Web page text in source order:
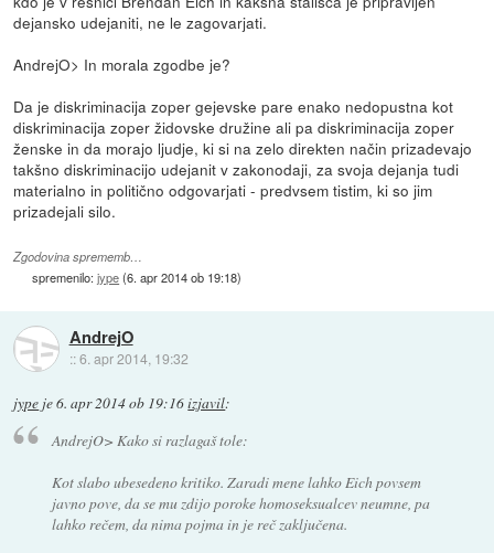
dejansko udejaniti, ne le zagovarjati.
AndrejO> In morala zgodbe je?
Da je diskriminacija zoper gejevske pare enako nedopustna kot
diskriminacija zoper židovske družine ali pa diskriminacija zoper
ženske in da morajo ljudje, ki si na zelo direkten način prizadevajo
takšno diskriminacijo udejanit v zakonodaji, za svoja dejanja tudi
materialno in politično odgovarjati - predvsem tistim, ki so jim
prizadejali silo.
Zgodovina sprememb…
spremenilo:jype(6. apr 2014 ob 19:18)
AndrejO
::6. apr 2014, 19:32
jype je6. apr 2014 ob 19:16izjavil:
AndrejO> Kako si razlagaš tole:
Kot slabo ubesedeno kritiko. Zaradi mene lahko Eich povsem
javno pove, da se mu zdijo poroke homoseksualcev neumne, pa
lahko rečem, da nima pojma in je reč zaključena.